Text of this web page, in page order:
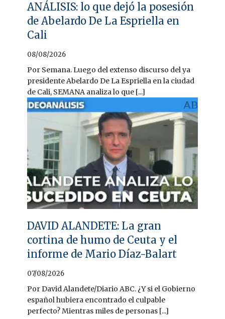
ANÁLISIS: lo que dejó la posesión
de Abelardo De La Espriella en
Cali
08/08/2026
Por Semana. Luego del extenso discurso del ya
presidente Abelardo De La Espriella en la ciudad
de Cali, SEMANA analiza lo que [...]
DAVID ALANDETE: La gran
cortina de humo de Ceuta y el
informe de Mario Díaz-Balart
07/08/2026
Por David Alandete/Diario ABC. ¿Y si el Gobierno
español hubiera encontrado el culpable
perfecto? Mientras miles de personas [...]